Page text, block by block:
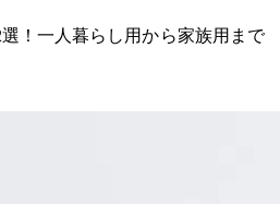
！一人暮らし用から家族用まで